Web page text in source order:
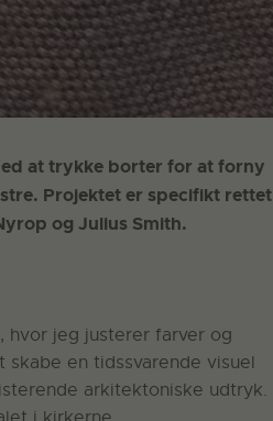
at trykke borter for at forny
Projektet er specifikt rettet
og Julius Smith.
jeg justerer farver og
en tidssvarende visuel
arkitektoniske udtryk.